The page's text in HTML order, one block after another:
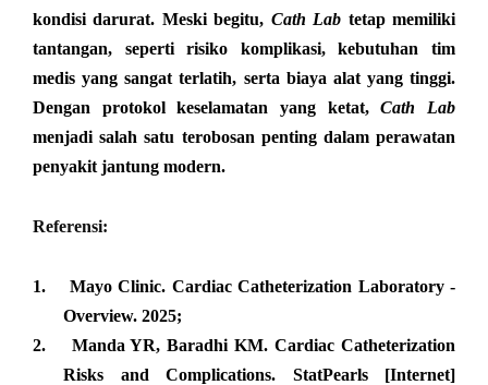
kondisi darurat. Meski begitu, Cath Lab tetap memiliki
tantangan, seperti risiko komplikasi, kebutuhan tim
medis yang sangat terlatih, serta biaya alat yang tinggi.
Dengan protokol keselamatan yang ketat,Cath Lab
menjadi salah satu terobosan penting dalam perawatan
penyakit jantung modern.
Referensi:
1.
Mayo Clinic. Cardiac Catheterization Laboratory -
Overview. 2025;
2.
Manda YR, Baradhi KM. Cardiac Catheterization
Risks and Complications. StatPearls [Internet]